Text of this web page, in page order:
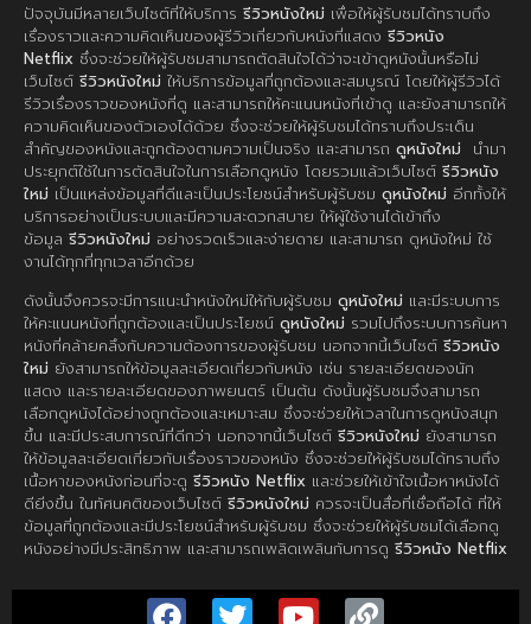
ปัจจุบันมีหลายเว็บไซต์ที่ให้บริการ รีวิวหนังใหม่ เพื่อให้ผู้รับชมได้ทราบถึง
เรื่องราวและความคิดเห็นของผู้รีวิวเกี่ยวกับหนังที่แสดง รีวิวหนัง
Netflix ซึ่งจะช่วยให้ผู้รับชมสามารถตัดสินใจได้ว่าจะเข้าดูหนังนั้นหรือไม่
เว็บไซต์ รีวิวหนังใหม่ ให้บริการข้อมูลที่ถูกต้องและสมบูรณ์ โดยให้ผู้รีวิวได้
รีวิวเรื่องราวของหนังที่ดู และสามารถให้คะแนนหนังที่เข้าดู และยังสามารถให้
ความคิดเห็นของตัวเองได้ด้วย ซึ่งจะช่วยให้ผู้รับชมได้ทราบถึงประเด็น
สำคัญของหนังและถูกต้องตามความเป็นจริง และสามารถ ดูหนังใหม่ นำมา
ประยุกต์ใช้ในการตัดสินใจในการเลือกดูหนัง โดยรวมแล้วเว็บไซต์ รีวิวหนัง
ใหม่ เป็นแหล่งข้อมูลที่ดีและเป็นประโยชน์สำหรับผู้รับชม ดูหนังใหม่ อีกทั้งให้
บริการอย่างเป็นระบบและมีความสะดวกสบาย ให้ผู้ใช้งานได้เข้าถึง
ข้อมูล รีวิวหนังใหม่ อย่างรวดเร็วและง่ายดาย และสามารถ ดูหนังใหม่ ใช้
งานได้ทุกที่ทุกเวลาอีกด้วย
ดังนั้นจึงควรจะมีการแนะนำหนังใหม่ให้กับผู้รับชม ดูหนังใหม่ และมีระบบการ
ให้คะแนนหนังที่ถูกต้องและเป็นประโยชน์ ดูหนังใหม่ รวมไปถึงระบบการค้นหา
หนังที่คล้ายคลึงกับความต้องการของผู้รับชม นอกจากนี้เว็บไซต์ รีวิวหนัง
ใหม่ ยังสามารถให้ข้อมูลละเอียดเกี่ยวกับหนัง เช่น รายละเอียดของนัก
แสดง และรายละเอียดของภาพยนตร์ เป็นต้น ดังนั้นผู้รับชมจึงสามารถ
เลือกดูหนังได้อย่างถูกต้องและเหมาะสม ซึ่งจะช่วยให้เวลาในการดูหนังสนุก
ขึ้น และมีประสบการณ์ที่ดีกว่า นอกจากนี้เว็บไซต์ รีวิวหนังใหม่ ยังสามารถ
ให้ข้อมูลละเอียดเกี่ยวกับเรื่องราวของหนัง ซึ่งจะช่วยให้ผู้รับชมได้ทราบถึง
เนื้อหาของหนังก่อนที่จะดู รีวิวหนัง Netflix และช่วยให้เข้าใจเนื้อหาหนังได้
ดียิ่งขึ้น ในทัศนคติของเว็บไซต์ รีวิวหนังใหม่ ควรจะเป็นสื่อที่เชื่อถือได้ ที่ให้
ข้อมูลที่ถูกต้องและมีประโยชน์สำหรับผู้รับชม ซึ่งจะช่วยให้ผู้รับชมได้เลือกดู
หนังอย่างมีประสิทธิภาพ และสามารถเพลิดเพลินกับการดู รีวิวหนัง Netflix